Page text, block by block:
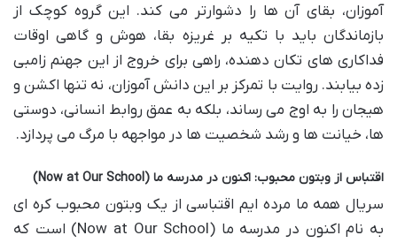
آموزان، بقای آن ها را دشوارتر می کند. این گروه کوچک از
بازماندگان باید با تکیه بر غریزه بقا، هوش و گاهی اوقات
فداکاری های تکان دهنده، راهی برای خروج از این جهنم زامبی
زده بیابند. روایت با تمرکز بر این دانش آموزان، نه تنها اکشن و
هیجان را به اوج می رساند، بلکه به عمق روابط انسانی، دوستی
ها، خیانت ها و رشد شخصیت ها در مواجهه با مرگ می پردازد.
اقتباس از وبتون محبوب: اکنون در مدرسه ما (Now at Our School)
سریال همه ما مرده ایم اقتباسی از یک وبتون محبوب کره ای
به نام اکنون در مدرسه ما (Now at Our School) است که